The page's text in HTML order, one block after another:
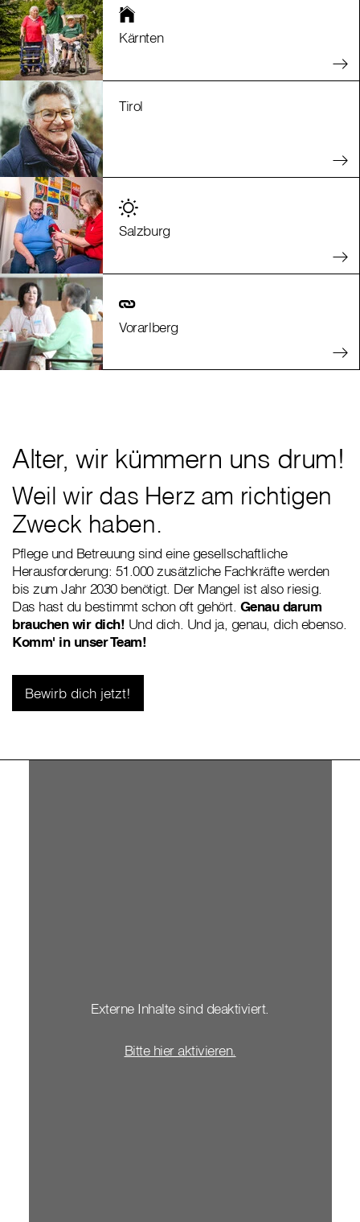
Kärnten
Tirol
Salzburg
Vorarlberg
Alter, wir kümmern uns drum!
Weil wir das Herz am richtigen
Zweck haben.
Pflege und Betreuung sind eine gesellschaftliche
Herausforderung: 51.000 zusätzliche Fachkräfte werden
bis zum Jahr 2030 benötigt. Der Mangel ist also riesig.
Das hast du bestimmt schon oft gehört. Genau darum
brauchen wir dich! Und dich. Und ja, genau, dich ebenso.
Komm' in unser Team!
Bewirb dich jetzt!
Externe Inhalte sind deaktiviert.
Bitte hier aktivieren.